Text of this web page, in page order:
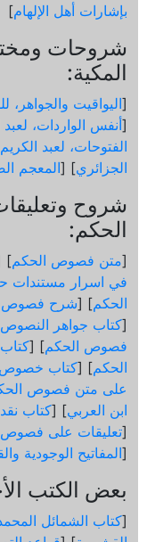
بإشارات أهل الإلهام]
شروحات
المكية:
[اليواقيت والجواهر،
[أنفس الواردات، لعبد
الفتوحات، لعبد
الجزائري] [المعجم
شروح
الحكم:
[متن فصوص الحكم[
في اسرار مستندات
الحكم] [شرح فصوص
[كتاب جواهر
فصوص الحكم] [
الحكم] [كتاب خصوص
على متن فصوص
ابن العربي] [كتاب
[تعليقات على فصوص
[المفاتيح الوجودية
بعض الكتب
[كتاب الشمائل